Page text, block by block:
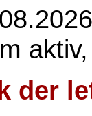
der